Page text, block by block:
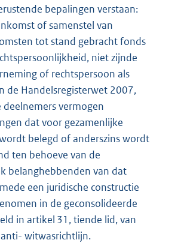
bepalingen verstaan:
of samenstel van
tot stand gebracht fonds
niet zijnde
of rechtspersoon als
de Handelsregisterwet 2007,
deelnemers vermogen
dat voor gezamenlijke
belegd of anderszins wordt
ten behoeve van de
belanghebbenden van dat
een juridische constructie
in de geconsolideerde
in artikel 31, tiende lid, van
witwasrichtlijn.